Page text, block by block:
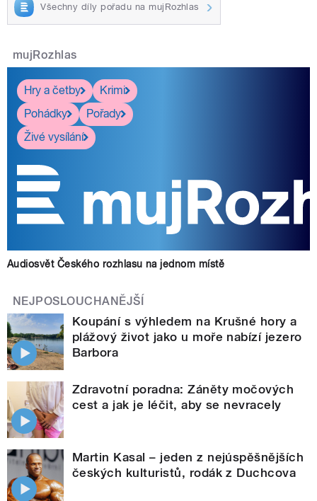
Všechny díly pořadu na mujRozhlas
mujRozhlas
Hry a četby
Krimi
Pohádky
Pořady
Živé vysílání
Audiosvět Českého rozhlasu na jednom místě
NEJPOSLOUCHANĚJŠÍ
Koupání s výhledem na Krušné hory a
plážový život jako u moře nabízí jezero
Barbora
Zdravotní poradna: Záněty močových
cest a jak je léčit, aby se nevracely
Martin Kasal – jeden z nejúspěšnějších
českých kulturistů, rodák z Duchcova